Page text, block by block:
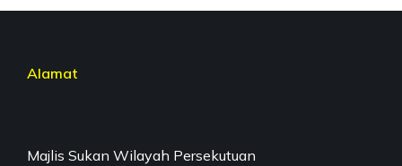
Alamat
Majlis Sukan Wilayah Persekutuan